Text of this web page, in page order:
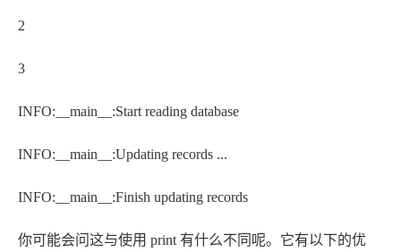
2
3
INFO:__main__:Start reading database
INFO:__main__:Updating records ...
INFO:__main__:Finish updating records
你可能会问这与使用 print 有什么不同呢。它有以下的优